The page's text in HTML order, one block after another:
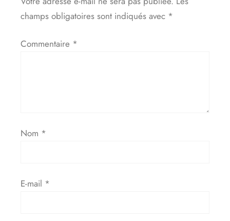
champs obligatoires sont indiqués avec *
Commentaire *
Nom *
E-mail *